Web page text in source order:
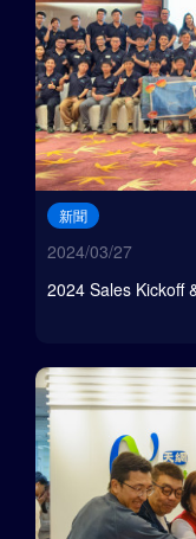
新聞
2024/03/27
2024 Sales Kickoff